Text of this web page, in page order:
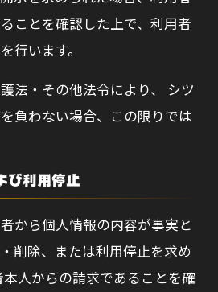
ことを確認した上で、利用者
行います。
法・その他法令により、 シツ
負わない場合、この限りでは
び利用停止
から個人情報の内容が事実と
削除、または利用停止を求め
本人からの請求であることを確